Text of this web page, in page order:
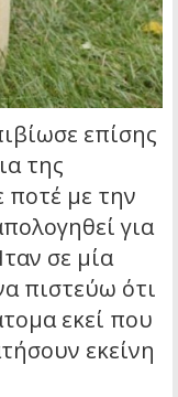
επίσης
της
ποτέ με την
για
σε μία
πιστεύω ότι
εκεί που
εκείνη